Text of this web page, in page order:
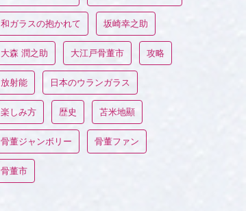
和ガラスの抱かれて 坂崎幸之助
大森 潤之助 大江戸骨董市 攻略
放射能 日本のウランガラス
楽しみ方 歴史 苫米地顯
骨董ジャンボリー 骨董ファン
骨董市